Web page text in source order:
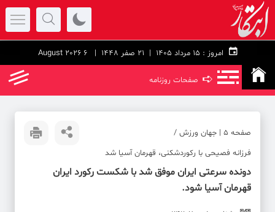
امروز : 21 صفر 1448 | 6 August 2026
➪ صفحات روزنامه
صفحه ۵ | جهان ورزش /
فرزانه فصیحی با رکوردشکنی، قهرمان آسیا شد
دونده سرعتی ایران موفق شد با شکست رکورد ایران
قهرمان آسیا شود.